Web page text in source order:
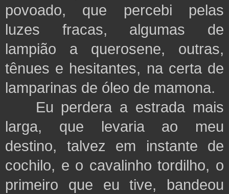
povoado, que percebi pelas
luzes fracas, algumas de
lampião a querosene, outras,
tênues e hesitantes, na certa de
lamparinas de óleo de mamona.
Eu perdera a estrada mais
larga, que levaria ao meu
destino, talvez em instante de
cochilo, e o cavalinho tordilho, o
primeiro que eu tive, bandeou